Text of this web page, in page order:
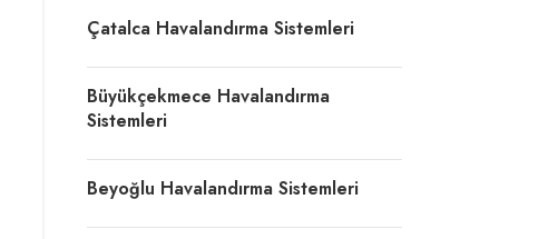
Çatalca Havalandırma Sistemleri
Büyükçekmece Havalandırma
Sistemleri
Beyoğlu Havalandırma Sistemleri